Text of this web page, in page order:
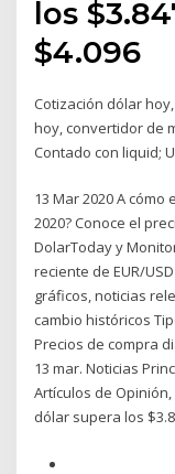
los
$4.096
Cotización dólar
hoy, convertidor de
Contado con liquid;
13 Mar 2020 A
2020? Conoce el
DolarToday y
reciente de EUR/
gráficos, noticias
cambio históricos
Precios de compra
13 mar. Noticias
Artículos de
dólar supera los